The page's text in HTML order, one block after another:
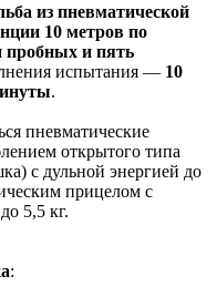
из пневматической
10 метров по
пробных и пять
испытания — 10
.
пневматические
открытого типа
с дульной энергией до
прицелом с
5,5 кг.
: